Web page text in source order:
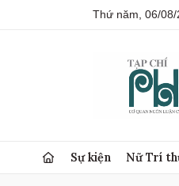
Thứ năm, 06/08/
Sự kiện Nữ Trí